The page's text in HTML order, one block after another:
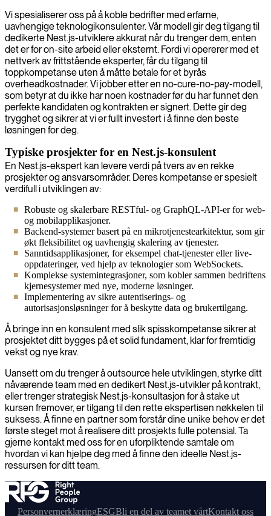
Vi spesialiserer oss på å koble bedrifter med erfarne,
uavhengige teknologikonsulenter. Vår modell gir deg tilgang til
dedikerte Nest.js-utviklere akkurat når du trenger dem, enten
det er for on-site arbeid eller eksternt. Fordi vi opererer med et
nettverk av frittstående eksperter, får du tilgang til
toppkompetanse uten å måtte betale for et byrås
overheadkostnader. Vi jobber etter en no-cure-no-pay-modell,
som betyr at du ikke har noen kostnader før du har funnet den
perfekte kandidaten og kontrakten er signert. Dette gir deg
trygghet og sikrer at vi er fullt investert i å finne den beste
løsningen for deg.
Typiske prosjekter for en Nest.js-konsulent
En Nest.js-ekspert kan levere verdi på tvers av en rekke
prosjekter og ansvarsområder. Deres kompetanse er spesielt
verdifull i utviklingen av:
Robuste og skalerbare RESTful- og GraphQL-API-er for web-
og mobilapplikasjoner.
Backend-systemer basert på en mikrotjenestearkitektur, som gir
økt fleksibilitet og uavhengig skalering av tjenester.
Sanntidsapplikasjoner, for eksempel chat-tjenester eller live-
oppdateringer, ved hjelp av teknologier som WebSockets.
Komplekse systemintegrasjoner, som kobler sammen bedriftens
kjernesystemer med nye, moderne løsninger.
Implementering av sikre autentiserings- og
autorisasjonsløsninger for å beskytte data og brukertilgang.
Å bringe inn en konsulent med slik spisskompetanse sikrer at
prosjektet ditt bygges på et solid fundament, klar for fremtidig
vekst og nye krav.
Uansett om du trenger å outsource hele utviklingen, styrke ditt
nåværende team med en dedikert Nest.js-utvikler på kontrakt,
eller trenger strategisk Nest.js-konsultasjon for å stake ut
kursen fremover, er tilgang til den rette ekspertisen nøkkelen til
suksess. Å finne en partner som forstår dine unike behov er det
første steget mot å realisere ditt prosjekts fulle potensial. Ta
gjerne kontakt med oss for en uforpliktende samtale om
hvordan vi kan hjelpe deg med å finne den ideelle Nest.js-
ressursen for ditt team.
PersonvernerklæringESGBli en del av teamet vårtKontakt oss